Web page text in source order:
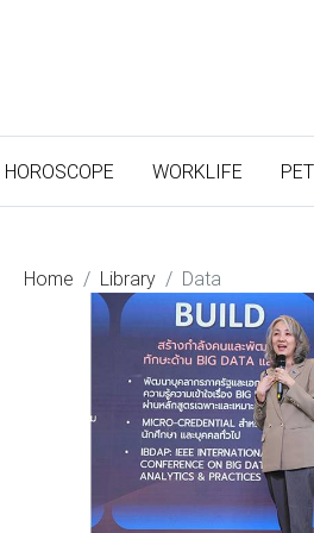
HOROSCOPE WORKLIFE PET
Home Library Data